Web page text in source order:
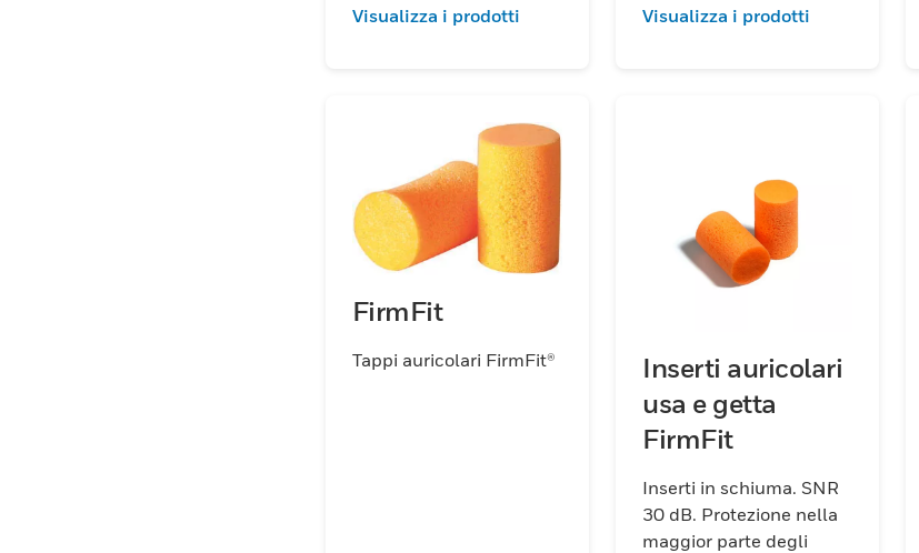
Visualizza i prodotti Visualizza i prodotti
FirmFit
Tappi auricolari FirmFit®
Inserti auricolari
usa e getta
FirmFit
Inserti in schiuma. SNR
30 dB. Protezione nella
maggior parte degli